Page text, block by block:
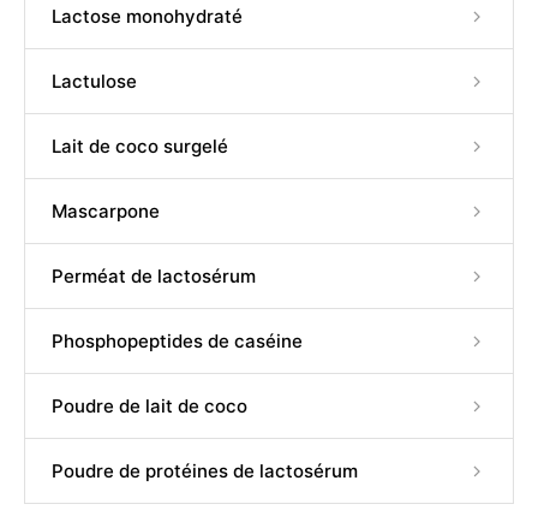
Lactose monohydraté
Lactulose
Lait de coco surgelé
Mascarpone
Perméat de lactosérum
Phosphopeptides de caséine
Poudre de lait de coco
Poudre de protéines de lactosérum